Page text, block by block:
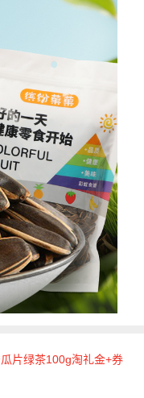
片绿茶100g淘礼金+券